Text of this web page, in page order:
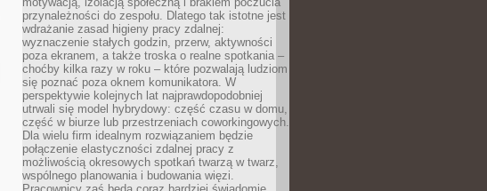
przynależności do zespołu. Dlatego tak istotne jest
wdrażanie zasad higieny pracy zdalnej:
wyznaczenie stałych godzin, przerw, aktywności
poza ekranem, a także troska o realne spotkania –
choćby kilka razy w roku – które pozwalają ludziom
się poznać poza oknem komunikatora. W
perspektywie kolejnych lat najprawdopodobniej
utrwali się model hybrydowy: część czasu w domu,
część w biurze lub przestrzeniach coworkingowych.
Dla wielu firm idealnym rozwiązaniem będzie
połączenie elastyczności zdalnej pracy z
możliwością okresowych spotkań twarzą w twarz,
wspólnego planowania i budowania więzi.